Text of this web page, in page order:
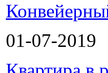
01-07-2019